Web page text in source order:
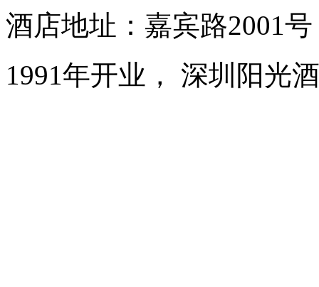
酒店地址：嘉宾路2001
1991年开业， 深圳阳